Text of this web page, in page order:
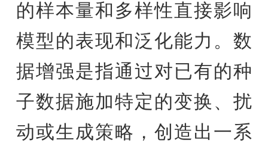
的样本量和多样性直接影响
模型的表现和泛化能力。数
据增强是指通过对已有的种
子数据施加特定的变换、扰
动或生成策略，创造出一系